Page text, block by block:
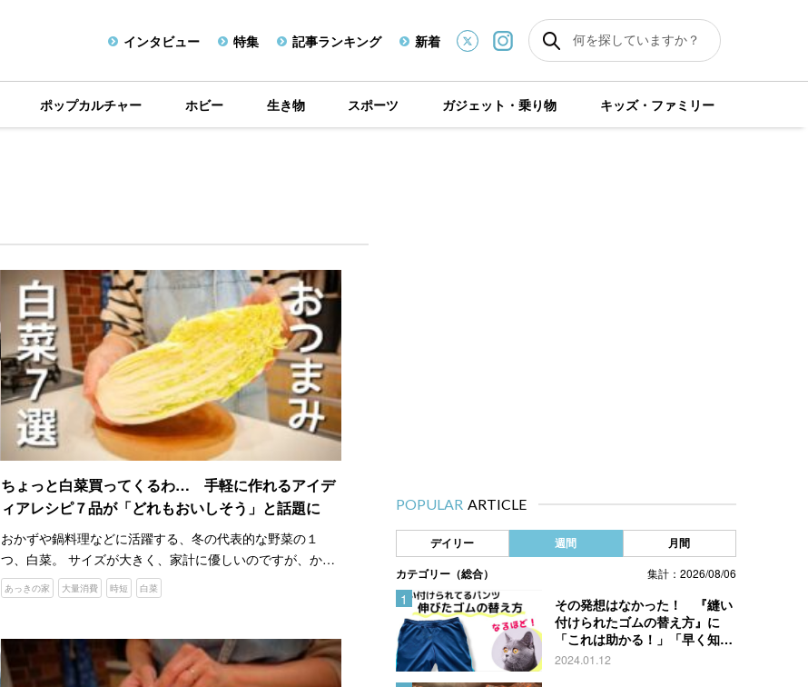
インタビュー 特集 記事ランキング 新着
ポップカルチャー ホビー 生き物 スポーツ ガジェット・乗り物 キッズ・ファミリー
ちょっと白菜買ってくるわ… 手軽に作れるアイデ
ィアレシピ７品が「どれもおいしそう」と話題に
おかずや鍋料理などに活躍する、冬の代表的な野菜の１
つ、白菜。 サイズが大きく、家計に優しいのですが、かえ
って余らせてしまうこともあるのではないでしょうか…。
でも、心配はいりません！ YouTubeチャンネル『あっきの
あっきの家 大量消費 時短 白菜
POPULAR ARTICLE
デイリー 週間 月間
カテゴリー（総合） 集計：2026/08/06
「これは助かる！」「早く知り
たかった」
2024.01.12
その発想はなかった！ 『縫い
付けられたゴムの替え方』に
「これは助かる！」「早く知り
たかった」
2024.01.12